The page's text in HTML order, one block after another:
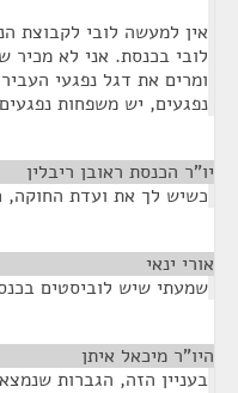
אין למעשה לובי לקבוצת
לובי בכנסת. אני לא
ומרים את דגל נפגעי
נפגעים, יש משפחות
יו"ר הכנסת ראובן ריבלין
כשיש לך את ועדת החוקה,
אורי ינאי
שמעתי שיש לוביסטים
היו"ר מיכאל איתן
בעניין הזה, הגברות